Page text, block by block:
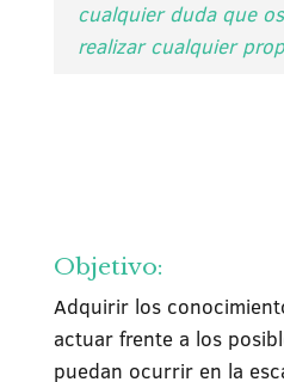
cualquier duda que
realizar cualquier
Objetivo:
Adquirir los
actuar frente a los
puedan ocurrir en la